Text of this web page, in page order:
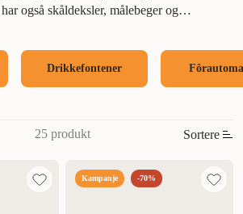
også skåldeksler, målebeger og
Drikkefontener
25 produkt Sortere
Kampanje -70%